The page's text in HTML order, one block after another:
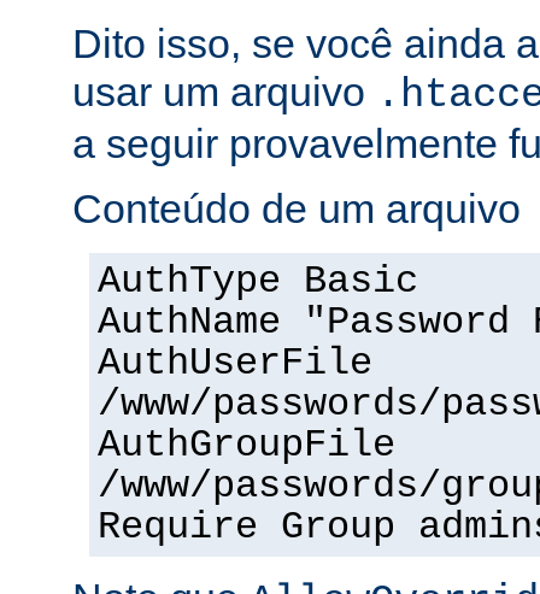
Dito isso, se você ainda
usar um arquivo
a seguir provavelmente
Conteúdo de um arquivo
AuthType Basic
AuthName
AuthUserFile
/www/passwords/
AuthGroupFile
/www/passwords/
Require Group